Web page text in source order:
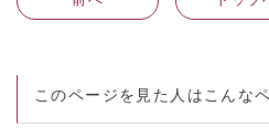
このページを見た人はこんな